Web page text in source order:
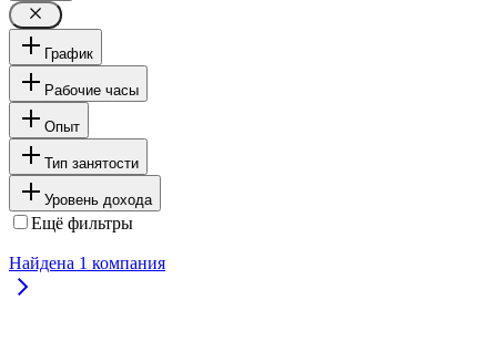
График
Рабочие часы
Опыт
Тип занятости
Уровень дохода
Ещё фильтры
Найдена 1 компания